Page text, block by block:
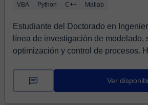
VBA Python C++ Matlab
Estudiante del Doctorado en
línea de investigación de modelado,
optimización y control de procesos.
Ver